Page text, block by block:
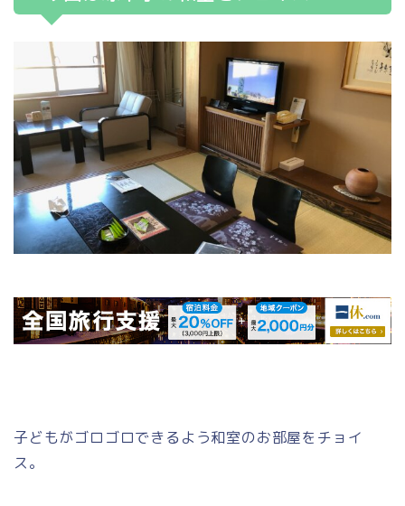
子どもがゴロゴロできるよう和室のお部屋をチョイ
ス。